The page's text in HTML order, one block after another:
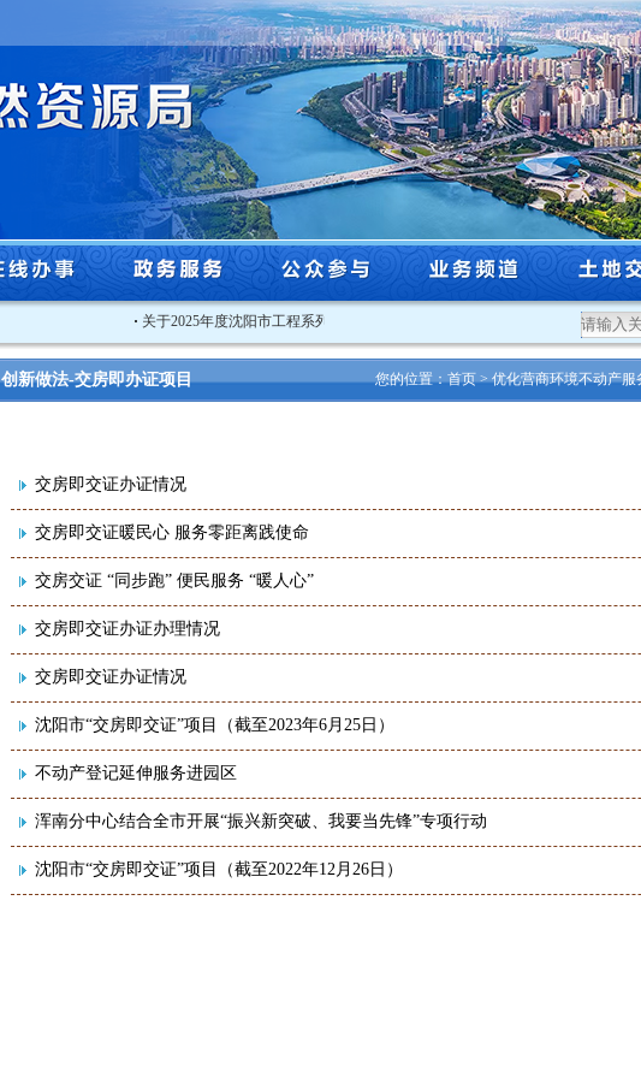
关于2025年度沈阳市工程系列自然资源和林业行业高级专业技术... 沈阳市自
创新做法-交房即办证项目 您的位置：首页>优化营商环境不动产服
交房即交证办证情况
交房即交证暖民心 服务零距离践使命
交房交证 “同步跑” 便民服务 “暖人心”
交房即交证办证办理情况
交房即交证办证情况
沈阳市“交房即交证”项目（截至2023年6月25日）
不动产登记延伸服务进园区
浑南分中心结合全市开展“振兴新突破、我要当先锋”专项行动
沈阳市“交房即交证”项目（截至2022年12月26日）